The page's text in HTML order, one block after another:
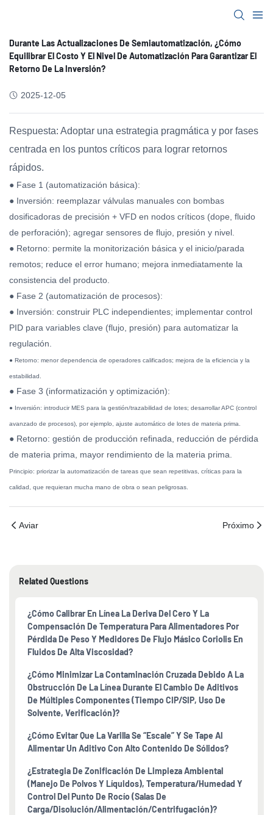
Durante Las Actualizaciones De Semiautomatización, ¿cómo
Equilibrar El Costo Y El Nivel De Automatización Para Garantizar El
Retorno De La Inversión?
2025-12-05
Respuesta: Adoptar una estrategia pragmática y por fases
centrada en los puntos críticos para lograr retornos
rápidos.
● Fase 1 (automatización básica):
● Inversión: reemplazar válvulas manuales con bombas
dosificadoras de precisión + VFD en nodos críticos (dope, fluido
de perforación); agregar sensores de flujo, presión y nivel.
● Retorno: permite la monitorización básica y el inicio/parada
remotos; reduce el error humano; mejora inmediatamente la
consistencia del producto.
● Fase 2 (automatización de procesos):
● Inversión: construir PLC independientes; implementar control
PID para variables clave (flujo, presión) para automatizar la
regulación.
● Retorno: menor dependencia de operadores calificados; mejora de la eficiencia y la
estabilidad.
● Fase 3 (informatización y optimización):
● Inversión: introducir MES para la gestión/trazabilidad de lotes; desarrollar APC (control
avanzado de procesos), por ejemplo, ajuste automático de lotes de materia prima.
● Retorno: gestión de producción refinada, reducción de pérdida
de materia prima, mayor rendimiento de la materia prima.
Principio: priorizar la automatización de tareas que sean repetitivas, críticas para la
calidad, que requieran mucha mano de obra o sean peligrosas.
Aviar Próximo
Related Questions
¿Cómo Calibrar En Línea La Deriva Del Cero Y La
Compensación De Temperatura Para Alimentadores Por
Pérdida De Peso Y Medidores De Flujo Másico Coriolis En
Fluidos De Alta Viscosidad?
¿Cómo Minimizar La Contaminación Cruzada Debido A La
Obstrucción De La Línea Durante El Cambio De Aditivos
De Múltiples Componentes (tiempo CIP/SIP, Uso De
Solvente, Verificación)?
¿Cómo Evitar Que La Varilla Se “escale” Y Se Tape Al
Alimentar Un Aditivo Con Alto Contenido De Sólidos?
¿Estrategia De Zonificación De Limpieza Ambiental
(manejo De Polvos Y Líquidos), Temperatura/humedad Y
Control Del Punto De Rocío (salas De
Carga/disolución/alimentación/centrifugación)?